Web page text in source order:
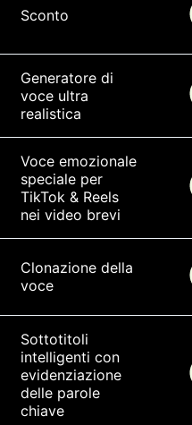
Sconto
Generatore di
voce ultra
realistica
Voce emozionale
speciale per
TikTok & Reels
nei video brevi
Clonazione della
voce
Sottotitoli
intelligenti con
evidenziazione
delle parole
chiave